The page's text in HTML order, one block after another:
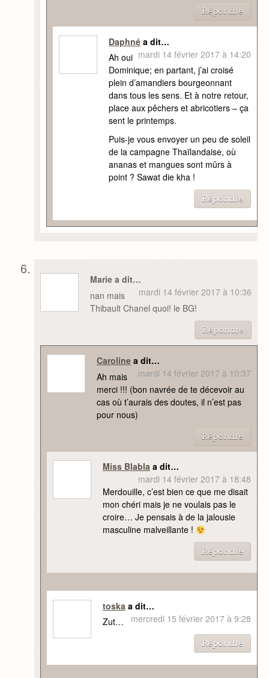
Répondre
Daphnéa dit…
mardi 14 février 2017 à 14:20
Ah oui
Dominique; en partant, j’ai croisé
plein d’amandiers bourgeonnant
dans tous les sens. Et à notre retour,
place aux pêchers et abricotiers – ça
sent le printemps.
Puis-je vous envoyer un peu de soleil
de la campagne Thaïlandaise, où
ananas et mangues sont mûrs à
point ? Sawat die kha !
Répondre
Marie a dit…
mardi 14 février 2017 à 10:36
nan mais
Thibault Chanel quoi! le BG!
Répondre
Carolinea dit…
mardi 14 février 2017 à 10:37
Ah mais
merci !!! (bon navrée de te décevoir au
cas où t’aurais des doutes, il n’est pas
pour nous)
Répondre
Miss Blabla a dit…
mardi 14 février 2017 à 18:48
Merdouille, c’est bien ce que me disait
mon chéri mais je ne voulais pas le
croire… Je pensais à de la jalousie
masculine malveillante !
Répondre
toska a dit…
mercredi 15 février 2017 à 9:28
Zut…
Répondre